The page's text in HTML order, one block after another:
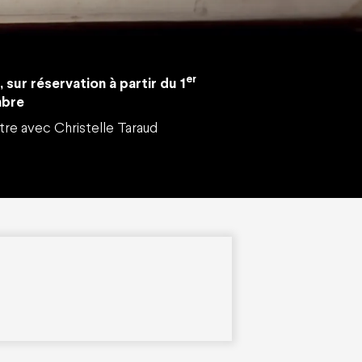
sur réservation à partir du 1er
avec Christelle Taraud